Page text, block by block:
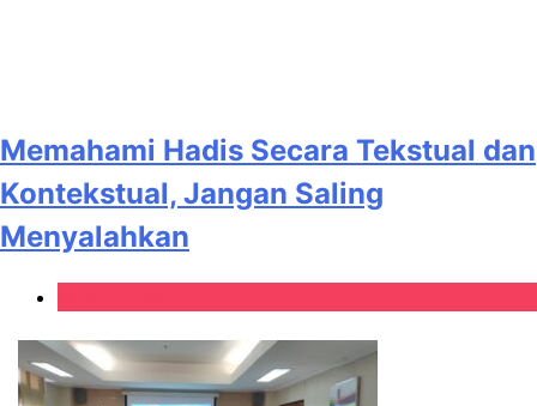
Memahami Hadis Secara Tekstual dan
Kontekstual, Jangan Saling
Menyalahkan